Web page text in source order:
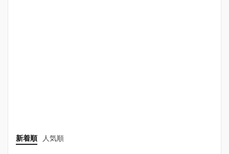
新着順 人気順